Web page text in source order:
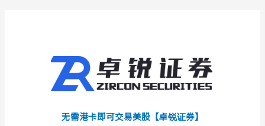
无需港卡即可交易美股【卓锐证券】